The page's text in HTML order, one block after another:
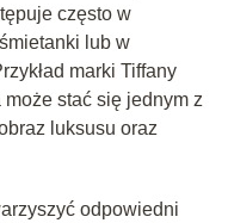
często w
lub w
marki Tiffany
stać się jednym z
luksusu oraz
odpowiedni